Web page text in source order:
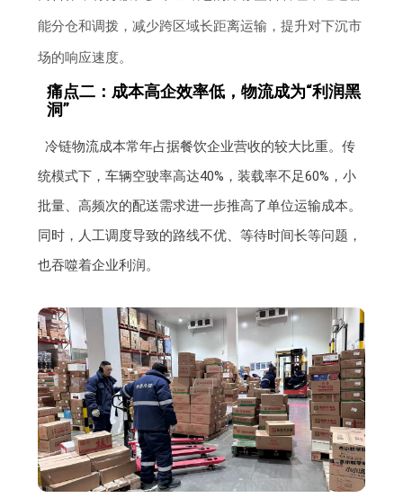
能分仓和调拨，减少跨区域长距离运输，提升对下沉市
场的响应速度。
痛点二：成本高企效率低，物流成为“利润黑
洞”
冷链物流成本常年占据餐饮企业营收的较大比重。传
统模式下，车辆空驶率高达40%，装载率不足60%，小
批量、高频次的配送需求进一步推高了单位运输成本。
同时，人工调度导致的路线不优、等待时间长等问题，
也吞噬着企业利润。